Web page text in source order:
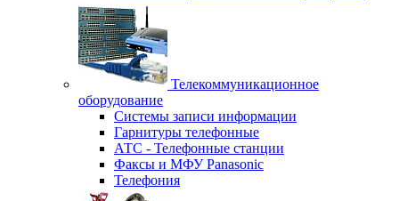
Телекоммуникационное
оборудование
Системы записи информации
Гарнитуры телефонные
АТС - Телефонные станции
Факсы и МФУ Panasonic
Телефония